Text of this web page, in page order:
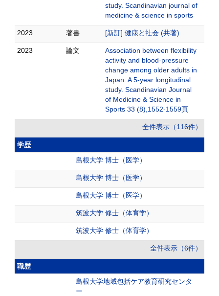
study. Scandinavian journal of
medicine & science in sports
2023 著書 [新訂] 健康と社会 (共著)
2023 論文
Association between flexibility
activity and blood-pressure
change among older adults in
Japan: A 5-year longitudinal
study. Scandinavian Journal
of Medicine & Science in
Sports 33 (8),1552-1559頁
全件表示（116件）
学歴
島根大学 博士（医学）
島根大学 博士（医学）
島根大学 博士（医学）
筑波大学 修士（体育学）
筑波大学 修士（体育学）
全件表示（6件）
職歴
島根大学地域包括ケア教育研究センタ
ー